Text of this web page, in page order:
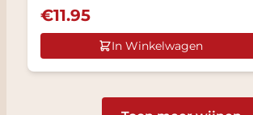
€11.95
In Winkelwagen